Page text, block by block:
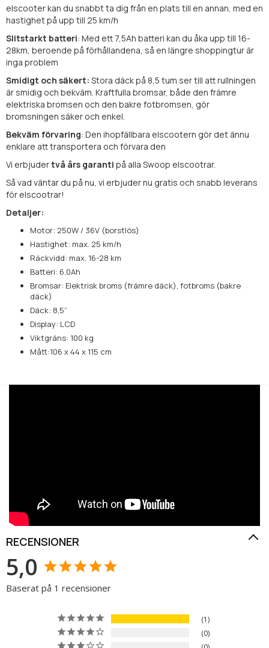
elscooter kan du snabbt ta dig från en plats till en annan, med en
hastighet på upp till 25 km/h
Slitstarkt batteri: Med ett 7,5Ah batteri kan du åka upp till 16-
28km, beroende på förhållandena, så en längre shoppingtur är
inga problem
Smidigt och säkert: Stora däck på 8,5 tum ser till att rullningen
är smidig och bekväm. Kraftfulla bromsar, både den främre
elektriska bromsen och den bakre fotbromsen, gör
bromsningen säker och enkel.
Bekväm förvaring: Den ihopfällbara elscootern gör det ännu
enklare att transportera och förvara den
Vi erbjudertvå års garanti på alla Swoop elscootrar.
Så vad väntar du på nu, vi erbjuder nu gratis och snabb leverans
för elscootrar!
Detaljer:
Motor: 250W / 36V (borstlös)
Hastighet: max. 25 km/h
Räckvidd: max. 16-28 km
Batteri: 6.0Ah
Bromsar: Elektrisk broms (främre däck), fotbroms (bakre
däck)
Däck: 8,5”
Display: LCD
Viktgräns: 100 kg
Mått:106 x 44 x 115 cm
RECENSIONER
5,0
Baserat på 1 recensioner
1
0